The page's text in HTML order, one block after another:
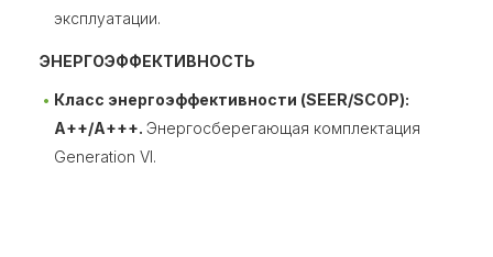
эксплуатации.
ЭНЕРГОЭФФЕКТИВНОСТЬ
Класс энергоэффективности (SEER/SCOP):
A++/A+++. Энергосберегающая комплектация
Generation VI.